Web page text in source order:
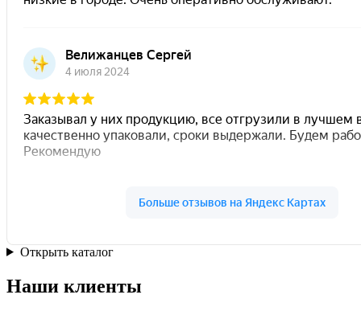
Открыть каталог
Наши клиенты